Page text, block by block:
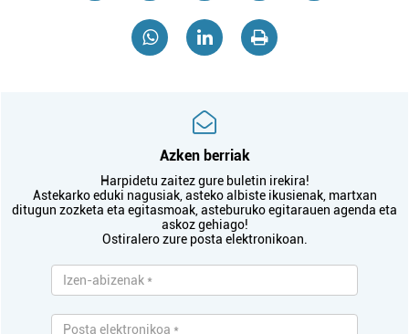
Azken berriak
Harpidetu zaitez gure buletin irekira!
Astekarko eduki nagusiak, asteko albiste ikusienak, martxan
ditugun zozketa eta egitasmoak, asteburuko egitarauen agenda eta
askoz gehiago!
Ostiralero zure posta elektronikoan.